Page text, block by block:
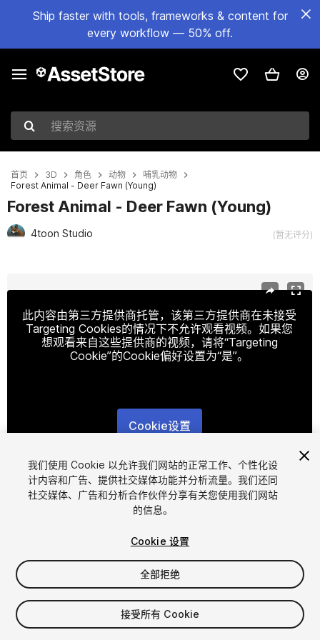
Ship faster with tools, frameworks & content for
every workflow — 50% off.
搜索资源
首页 3D 角色 动物
哺乳动物
Forest Animal - Deer Fawn (Young)
Forest Animal - Deer Fawn (Young)
4toon Studio (暂无评分)
此内容由第三方提供商托管，该第三方提供商在未接受
Targeting Cookies的情况下不允许观看视频。如果您
想观看来自这些提供商的视频，请将“Targeting
Cookie”的Cookie偏好设置为“是”。
Cookie设置
1/3
$25
增值税将在结算时计算
我们使用 Cookie 以允许我们网站的正常工作、个性化设
计内容和广告、提供社交媒体功能并分析流量。我们还同
社交媒体、广告和分析合作伙伴分享有关您使用我们网站
的信息。
Cookie 设置
全部拒绝
接受所有 Cookie